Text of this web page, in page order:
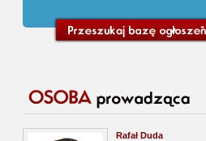
Rafał Duda